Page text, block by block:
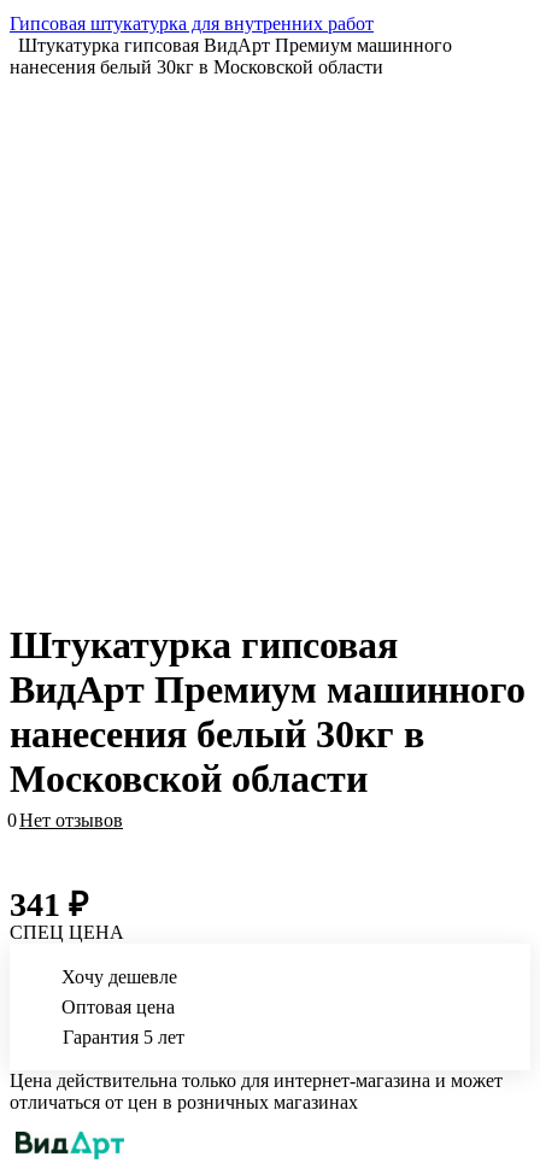
Гипсовая штукатурка для внутренних работ
Штукатурка гипсовая ВидАрт Премиум машинного
нанесения белый 30кг в Московской области
Штукатурка гипсовая
ВидАрт Премиум машинного
нанесения белый 30кг в
Московской области
0Нет отзывов
341 ₽
СПЕЦ ЦЕНА
Хочу дешевле
Оптовая цена
Гарантия 5 лет
Цена действительна только для интернет-магазина и может
отличаться от цен в розничных магазинах